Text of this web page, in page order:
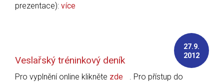
prezentace): více
27.9.
2012
Veslařský tréninkový deník
Pro vyplnění online klikněte zde
. Pro přístup do